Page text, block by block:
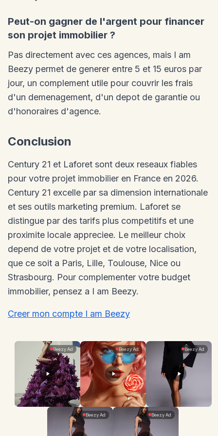
Peut-on gagner de l'argent pour financer
son projet immobilier ?
Pas directement avec ces agences, mais I am
Beezy permet de generer entre 5 et 15 euros par
jour, un complement utile pour couvrir les frais
d'un demenagement, d'un depot de garantie ou
d'honoraires d'agence.
Conclusion
Century 21 et Laforet sont deux reseaux fiables
pour votre projet immobilier en France en 2026.
Century 21 excelle par sa dimension internationale
et ses outils marketing premium. Laforet se
distingue par des tarifs plus competitifs et une
proximite locale appreciee. Le meilleur choix
depend de votre projet et de votre localisation,
que ce soit a Paris, Lille, Toulouse, Nice ou
Strasbourg. Pour complementer votre budget
immobilier, pensez a I am Beezy.
Creer mon compte I am Beezy